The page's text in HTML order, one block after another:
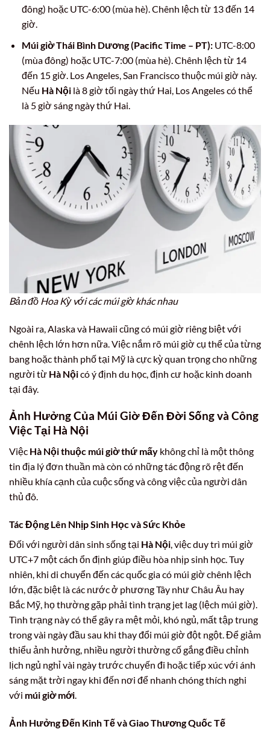
đông) hoặc UTC-6:00 (mùa hè). Chênh lệch từ 13 đến 14
giờ.
Múi giờ Thái Bình Dương (Pacific Time – PT):UTC-8:00
(mùa đông) hoặc UTC-7:00 (mùa hè). Chênh lệch từ 14
đến 15 giờ. Los Angeles, San Francisco thuộc múi giờ này.
Nếu Hà Nộilà 8 giờ tối ngày thứ Hai, Los Angeles có thể
là 5 giờ sáng ngày thứ Hai.
Bản đồ Hoa Kỳ với các múi giờ khác nhau
Ngoài ra, Alaska và Hawaii cũng có múi giờ riêng biệt với
chênh lệch lớn hơn nữa. Việc nắm rõ múi giờ cụ thể của từng
bang hoặc thành phố tại Mỹ là cực kỳ quan trọng cho những
người từ Hà Nộicó ý định du học, định cư hoặc kinh doanh
tại đây.
Ảnh Hưởng Của Múi Giờ Đến Đời Sống và Công
Việc Tại Hà Nội
Việc Hà Nội thuộc múi giờ thứ mấy không chỉ là một thông
tin địa lý đơn thuần mà còn có những tác động rõ rệt đến
nhiều khía cạnh của cuộc sống và công việc của người dân
thủ đô.
Tác Động Lên Nhịp Sinh Học và Sức Khỏe
Đối với người dân sinh sống tại Hà Nội, việc duy trì múi giờ
UTC+7 một cách ổn định giúp điều hòa nhịp sinh học. Tuy
nhiên, khi di chuyển đến các quốc gia có múi giờ chênh lệch
lớn, đặc biệt là các nước ở phương Tây như Châu Âu hay
Bắc Mỹ, họ thường gặp phải tình trạng jet lag (lệch múi giờ).
Tình trạng này có thể gây ra mệt mỏi, khó ngủ, mất tập trung
trong vài ngày đầu sau khi thay đổi múi giờ đột ngột. Để giảm
thiểu ảnh hưởng, nhiều người thường cố gắng điều chỉnh
lịch ngủ nghỉ vài ngày trước chuyến đi hoặc tiếp xúc với ánh
sáng mặt trời ngay khi đến nơi để nhanh chóng thích nghi
với múi giờ mới.
Ảnh Hưởng Đến Kinh Tế và Giao Thương Quốc Tế